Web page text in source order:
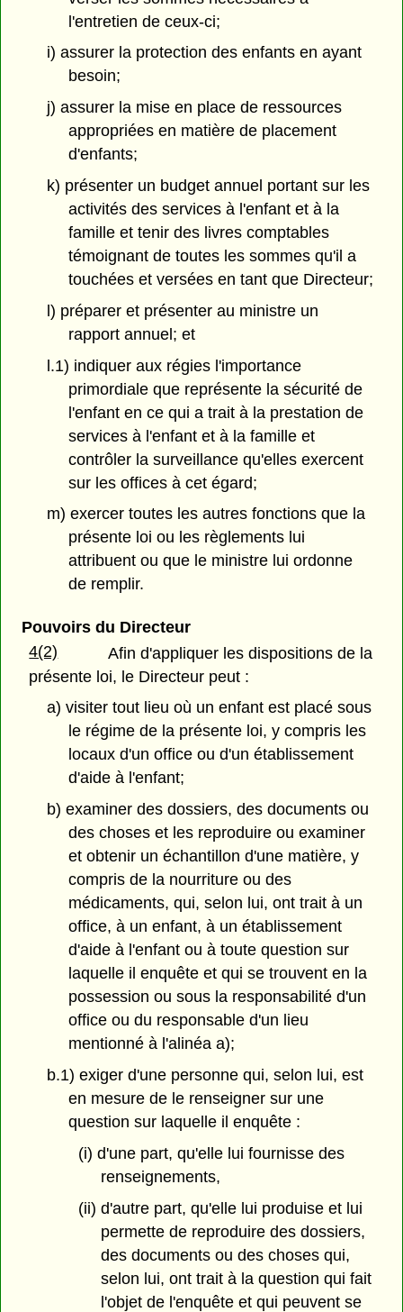
l'entretien de ceux-ci;
i) assurer la protection des enfants en ayant
besoin;
j) assurer la mise en place de ressources
appropriées en matière de placement
d'enfants;
k) présenter un budget annuel portant sur les
activités des services à l'enfant et à la
famille et tenir des livres comptables
témoignant de toutes les sommes qu'il a
touchées et versées en tant que Directeur;
l) préparer et présenter au ministre un
rapport annuel; et
l.1) indiquer aux régies l'importance
primordiale que représente la sécurité de
l'enfant en ce qui a trait à la prestation de
services à l'enfant et à la famille et
contrôler la surveillance qu'elles exercent
sur les offices à cet égard;
m) exercer toutes les autres fonctions que la
présente loi ou les règlements lui
attribuent ou que le ministre lui ordonne
de remplir.
Pouvoirs du Directeur
4(2)
Afin d'appliquer les dispositions de la
présente loi, le Directeur peut :
a) visiter tout lieu où un enfant est placé sous
le régime de la présente loi, y compris les
locaux d'un office ou d'un établissement
d'aide à l'enfant;
b) examiner des dossiers, des documents ou
des choses et les reproduire ou examiner
et obtenir un échantillon d'une matière, y
compris de la nourriture ou des
médicaments, qui, selon lui, ont trait à un
office, à un enfant, à un établissement
d'aide à l'enfant ou à toute question sur
laquelle il enquête et qui se trouvent en la
possession ou sous la responsabilité d'un
office ou du responsable d'un lieu
mentionné à l'alinéa a);
b.1) exiger d'une personne qui, selon lui, est
en mesure de le renseigner sur une
question sur laquelle il enquête :
(i) d'une part, qu'elle lui fournisse des
renseignements,
(ii) d'autre part, qu'elle lui produise et lui
permette de reproduire des dossiers,
des documents ou des choses qui,
selon lui, ont trait à la question qui fait
l'objet de l'enquête et qui peuvent se